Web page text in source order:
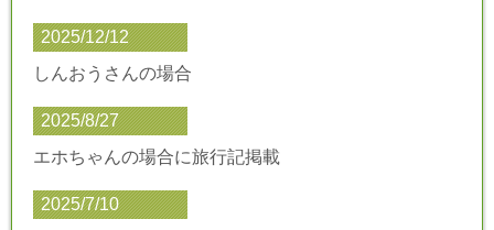
2025/12/12
しんおうさんの場合
2025/8/27
エホちゃんの場合に旅行記掲載
2025/7/10